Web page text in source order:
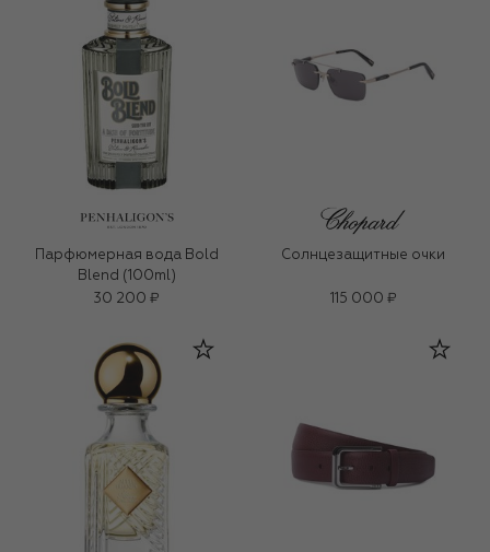
Парфюмерная вода Bold
Blend (100ml)
30 200 ₽
Солнцезащитные очки
115 000 ₽